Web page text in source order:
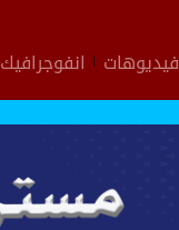
فيديوهات انفوجرافيك